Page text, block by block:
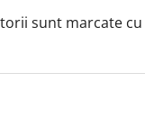
sunt marcate cu